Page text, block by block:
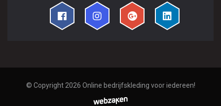
© Copyright 2026 Online bedrijfskleding voor iedereen!